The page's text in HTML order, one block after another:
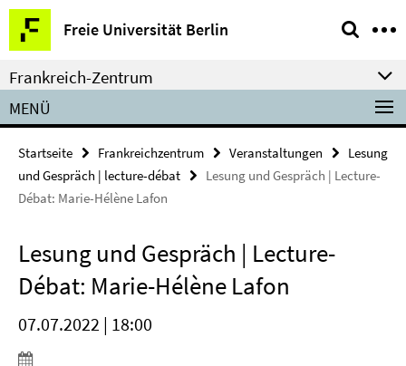
Springe
direkt
zu
Inhalt
Freie Universität Berlin
Service-
Navigation
Frankreich-Zentrum
MENÜ
Startseite Frankreichzentrum Veranstaltungen
Lesung
und Gespräch | lecture-débat
Lesung und Gespräch | Lecture-
Débat: Marie-Hélène Lafon
Lesung und Gespräch | Lecture-
Débat: Marie-Hélène Lafon
07.07.2022 | 18:00